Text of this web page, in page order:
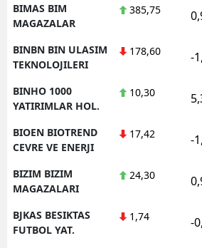
BIMAS BIM
MAGAZALAR
385,75
BINBN BIN ULASIM
TEKNOLOJILERI
178,60 -
BINHO 1000
YATIRIMLAR HOL.
10,30
BIOEN BIOTREND
CEVRE VE ENERJI
17,42 -
BIZIM BIZIM
MAGAZALARI
24,30
BJKAS BESIKTAS
FUTBOL YAT.
1,74 -